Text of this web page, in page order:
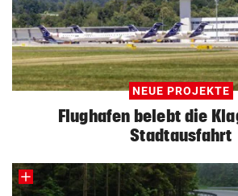
NEUE PROJEKTE
Flughafen belebt die
Stadtausfahrt